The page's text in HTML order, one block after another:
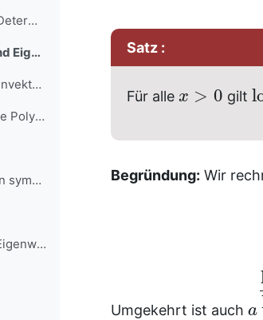
Feedback zu Kapitel 6: Determinanten
Kapitel 7: Eigenwerte und Eigenvektoren
7.1 Eigenwerte und Eigenvektoren
7.2 Das charakteristische Polynom
7.4 Diagonalisierung von symmetrischen Matrizen
Feedback zu Kapitel 7: Eigenwerte
Satz :
Für alle x > 0 gilt
Begründung: Wir
Umgekehrt ist auch a